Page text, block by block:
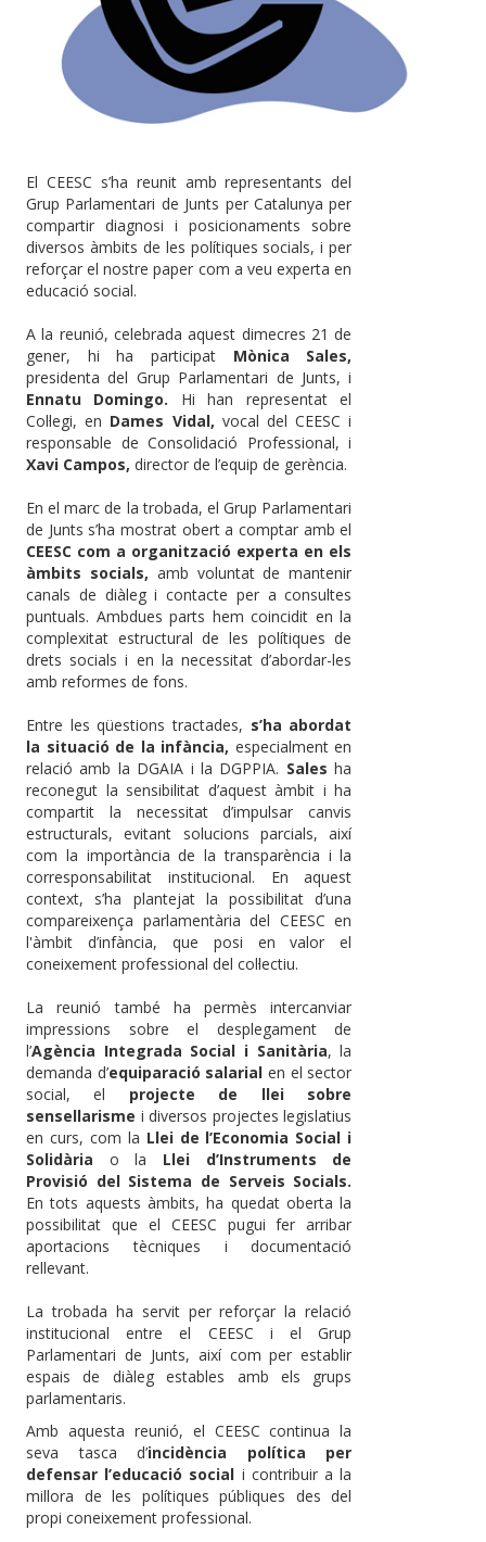
El CEESC s’ha reunit amb representants del
Grup Parlamentari de Junts per Catalunya per
compartir diagnosi i posicionaments sobre
diversos àmbits de les polítiques socials, i per
reforçar el nostre paper com a veu experta en
educació social.
A la reunió, celebrada aquest dimecres 21 de
gener, hi ha participat Mònica Sales,
presidenta del Grup Parlamentari de Junts, i
Ennatu Domingo. Hi han representat el
Col·legi, en Dames Vidal, vocal del CEESC i
responsable de Consolidació Professional, i
Xavi Campos, director de l’equip de gerència.
En el marc de la trobada, el Grup Parlamentari
de Junts s’ha mostrat obert a comptar amb el
CEESC com a organització experta en els
àmbits socials, amb voluntat de mantenir
canals de diàleg i contacte per a consultes
puntuals. Ambdues parts hem coincidit en la
complexitat estructural de les polítiques de
drets socials i en la necessitat d’abordar-les
amb reformes de fons.
Entre les qüestions tractades, s’ha abordat
la situació de la infància, especialment en
relació amb la DGAIA i la DGPPIA. Salesha
reconegut la sensibilitat d’aquest àmbit i ha
compartit la necessitat d’impulsar canvis
estructurals, evitant solucions parcials, així
com la importància de la transparència i la
corresponsabilitat institucional. En aquest
context, s’ha plantejat la possibilitat d’una
compareixença parlamentària del CEESC en
l'àmbit d’infància, que posi en valor el
coneixement professional del col·lectiu.
La reunió també ha permès intercanviar
impressions sobre el desplegament de
l’Agència Integrada Social i Sanitària, la
demanda d’equiparació salarial en el sector
social, el projecte de llei sobre
sensellarisme i diversos projectes legislatius
en curs, com la Llei de l’Economia Social i
Solidària o la Llei d’Instruments de
Provisió del Sistema de Serveis Socials.
En tots aquests àmbits, ha quedat oberta la
possibilitat que el CEESC pugui fer arribar
aportacions tècniques i documentació
rellevant.
La trobada ha servit per reforçar la relació
institucional entre el CEESC i el Grup
Parlamentari de Junts, així com per establir
espais de diàleg estables amb els grups
parlamentaris.
Amb aquesta reunió, el CEESC continua la
seva tasca d’incidència política per
defensar l’educació social i contribuir a la
millora de les polítiques públiques des del
propi coneixement professional.